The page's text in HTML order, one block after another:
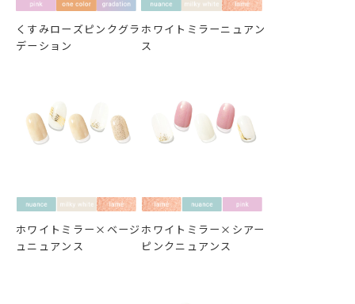
くすみローズピンクグラ
デーション
ホワイトミラーニュアン
ス
ホワイトミラー×ベージ
ュニュアンス
ホワイトミラー×シアー
ピンクニュアンス